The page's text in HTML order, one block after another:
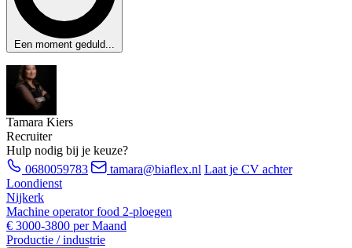
Een moment geduld...
Tamara Kiers
Recruiter
Hulp nodig bij je keuze?
0680059783
tamara@biaflex.nl Laat je CV achter
Loondienst
Nijkerk
Machine operator food 2-ploegen
€ 3000-3800 per Maand
Productie / industrie